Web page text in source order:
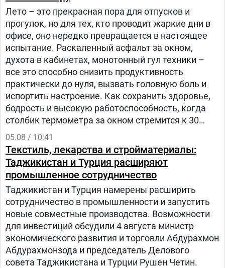
Лето – это прекрасная пора для отпусков и
прогулок, но для тех, кто проводит жаркие дни в
офисе, оно нередко превращается в настоящее
испытание. Раскаленный асфальт за окном,
духота в кабинетах, монотонный гул техники –
все это способно снизить продуктивность
практически до нуля, вызвать головную боль и
испортить настроение. Как сохранить здоровье,
бодрость и высокую работоспособность, когда
столбик термометра за окном стремится к 30
градусам и выше? – рассказала заведующий
отделом общественного здоровья Анастасия
Степанькова.
05.08 / 10:41
Текстиль, лекарства и стройматериалы:
Таджикистан и Турция расширяют
промышленное сотрудничество
Таджикистан и Турция намерены расширить
сотрудничество в промышленности и запустить
новые совместные производства. Возможности
для инвестиций обсудили 4 августа министр
экономического развития и торговли Абдурахмон
Абдурахмонзода и председатель Делового
совета Таджикистана и Турции Рушен Четин.